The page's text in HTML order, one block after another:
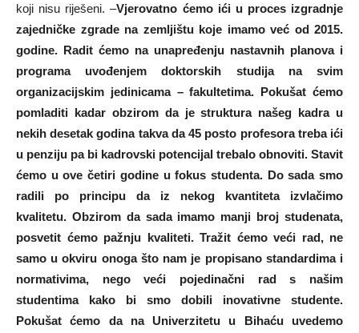
koji nisu riješeni. –Vjerovatno ćemo ići u proces izgradnje
zajedničke zgrade na zemljištu koje imamo već od 2015.
godine. Radit ćemo na unapređenju nastavnih planova i
programa uvođenjem doktorskih studija na svim
organizacijskim jedinicama – fakultetima. Pokušat ćemo
pomladiti kadar obzirom da je struktura našeg kadra u
nekih desetak godina takva da 45 posto profesora treba ići
u penziju pa bi kadrovski potencijal trebalo obnoviti. Stavit
ćemo u ove četiri godine u fokus studenta. Do sada smo
radili po principu da iz nekog kvantiteta izvlačimo
kvalitetu. Obzirom da sada imamo manji broj studenata,
posvetit ćemo pažnju kvaliteti. Tražit ćemo veći rad, ne
samo u okviru onoga što nam je propisano standardima i
normativima, nego veći pojedinačni rad s našim
studentima kako bi smo dobili inovativne studente.
Pokušat ćemo da na Univerzitetu u Bihaću uvedemo